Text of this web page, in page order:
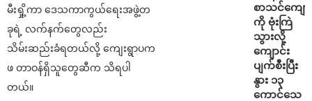
မီးရှို့ကာ ဒေသကာကွယ်ရေးအဖွဲ့တ
ခုရဲ့ လက်နက်တွေလည်း
သိမ်းဆည်းခံရတယ်လို့ ကျေးရွာပက
ဖ တာဝန်ရှိသူတွေဆီက သိရပါ
တယ်။
စာသင်ကျော
ကို ဗုံးကြဲ
သွားလို့
ကျောင်း
ပျက်စီးပြီး
နွား ၁၃
ကောင်သေ